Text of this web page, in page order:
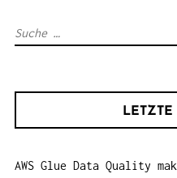
V
T
S
a
LETZTE
AWS Glue Data Quality